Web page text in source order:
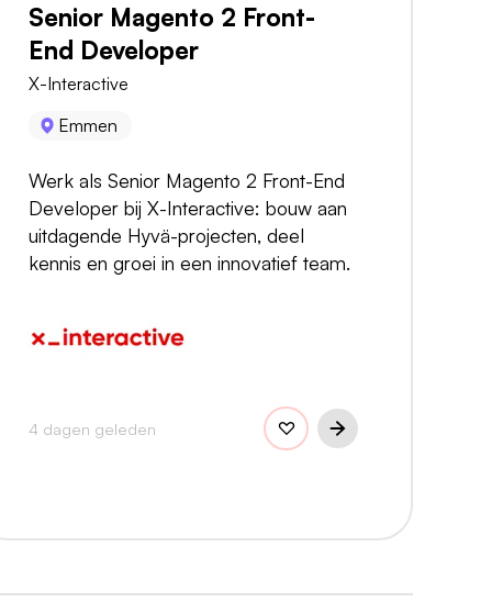
Senior Magento 2 Front-
End Developer
X-Interactive
Emmen
Werk als Senior Magento 2 Front-End
Developer bij X-Interactive: bouw aan
uitdagende Hyvä-projecten, deel
kennis en groei in een innovatief team.
4 dagen geleden